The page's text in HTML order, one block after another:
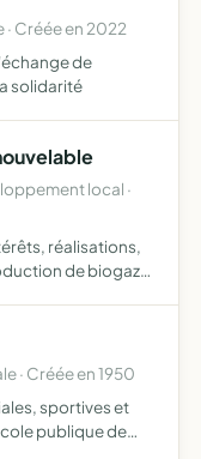
· Créée en 2022
de
solidarité
local ·
réalisations,
de biogaz
· Créée en 1950
sportives et
publique de